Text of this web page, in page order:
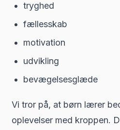
tryghed
fællesskab
motivation
udvikling
bevægelsesglæde
Vi tror på, at børn lærer
oplevelser med kroppen.